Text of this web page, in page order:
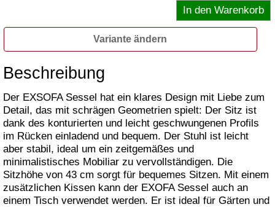
Variante ändern
Beschreibung
Der EXSOFA Sessel hat ein klares Design mit Liebe zum
Detail, das mit schrägen Geometrien spielt: Der Sitz ist
dank des konturierten und leicht geschwungenen Profils
im Rücken einladend und bequem. Der Stuhl ist leicht
aber stabil, ideal um ein zeitgemäßes und
minimalistisches Mobiliar zu vervollständigen. Die
Sitzhöhe von 43 cm sorgt für bequemes Sitzen. Mit einem
zusätzlichen Kissen kann der EXOFA Sessel auch an
einem Tisch verwendet werden. Er ist ideal für Gärten und